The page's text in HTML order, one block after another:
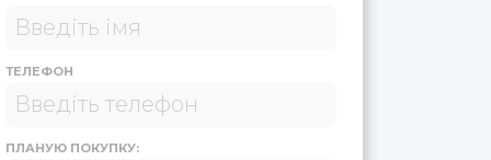
ТЕЛЕФОН
ПЛАНУЮ ПОКУПКУ: